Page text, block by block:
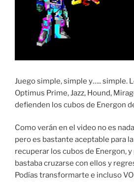
Juego simple, simple y….. simple.
Optimus Prime, Jazz, Hound,
defienden los cubos de Energon
Como verán en el video no es
pero es bastante aceptable para
recuperar los cubos de Energon,
bastaba cruzarse con ellos y
Podías transformarte e incluso